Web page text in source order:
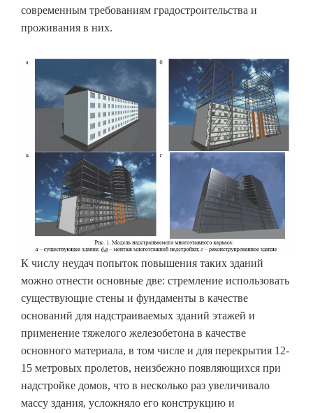
современным требованиям градостроительства и
проживания в них.
К числу неудач попыток повышения таких зданий
можно отнести основные две: стремление использовать
существующие стены и фундаменты в качестве
оснований для надстраиваемых зданий этажей и
применение тяжелого железобетона в качестве
основного материала, в том числе и для перекрытия 12-
15 метровых пролетов, неизбежно появляющихся при
надстройке домов, что в несколько раз увеличивало
массу здания, усложняло его конструкцию и